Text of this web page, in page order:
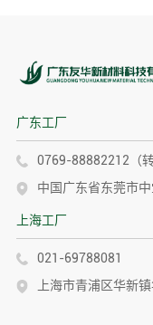
广东工厂
0769-88882212（转
中国广东省东莞市
上海工厂
021-69788081
上海市青浦区华新